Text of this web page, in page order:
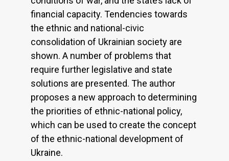
financial capacity. Tendencies towards
the ethnic and national-civic
consolidation of Ukrainian society are
shown. A number of problems that
require further legislative and state
solutions are presented. The author
proposes a new approach to determining
the priorities of ethnic-national policy,
which can be used to create the concept
of the ethnic-national development of
Ukraine.